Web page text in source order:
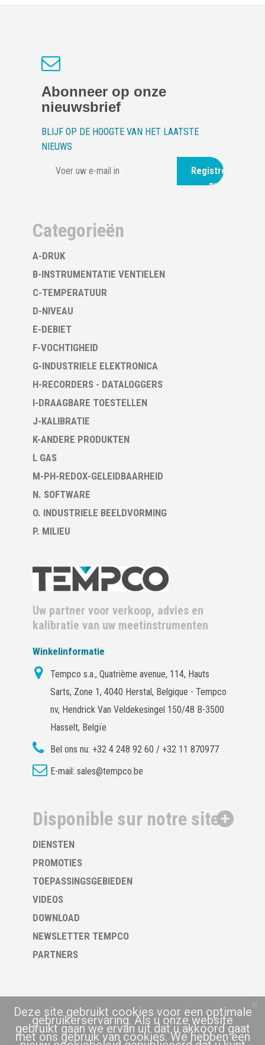
Abonneer op onze
nieuwsbrief
BLIJF OP DE HOOGTE VAN HET LAATSTE
NIEUWS
Registreer
nu
Categorieën
A-DRUK
B-INSTRUMENTATIE VENTIELEN
C-TEMPERATUUR
D-NIVEAU
E-DEBIET
F-VOCHTIGHEID
G-INDUSTRIELE ELEKTRONICA
H-RECORDERS - DATALOGGERS
I-DRAAGBARE TOESTELLEN
J-KALIBRATIE
K-ANDERE PRODUKTEN
L GAS
M-PH-REDOX-GELEIDBAARHEID
N. SOFTWARE
O. INDUSTRIELE BEELDVORMING
P. MILIEU
Uw partner voor verkoop, advies en
kalibratie van uw meetinstrumenten
Winkelinformatie
Tempco s.a., Quatrième avenue, 114, Hauts
Sarts, Zone 1, 4040 Herstal, Belgique - Tempco
nv, Hendrick Van Veldekesingel 150/48 B-3500
Hasselt, Belgïe
Bel ons nu: +32 4 248 92 60 / +32 11 870977
E-mail: sales@tempco.be
Disponible sur notre site
DIENSTEN
PROMOTIES
TOEPASSINGSGEBIEDEN
VIDEOS
DOWNLOAD
NEWSLETTER TEMPCO
PARTNERS
Deze site gebruikt cookies voor een optimale
gebruikerservaring. Als u onze website
gebruikt gaan we ervan uit dat u akkoord gaat
met ons gebruik van cookies. We hebben een